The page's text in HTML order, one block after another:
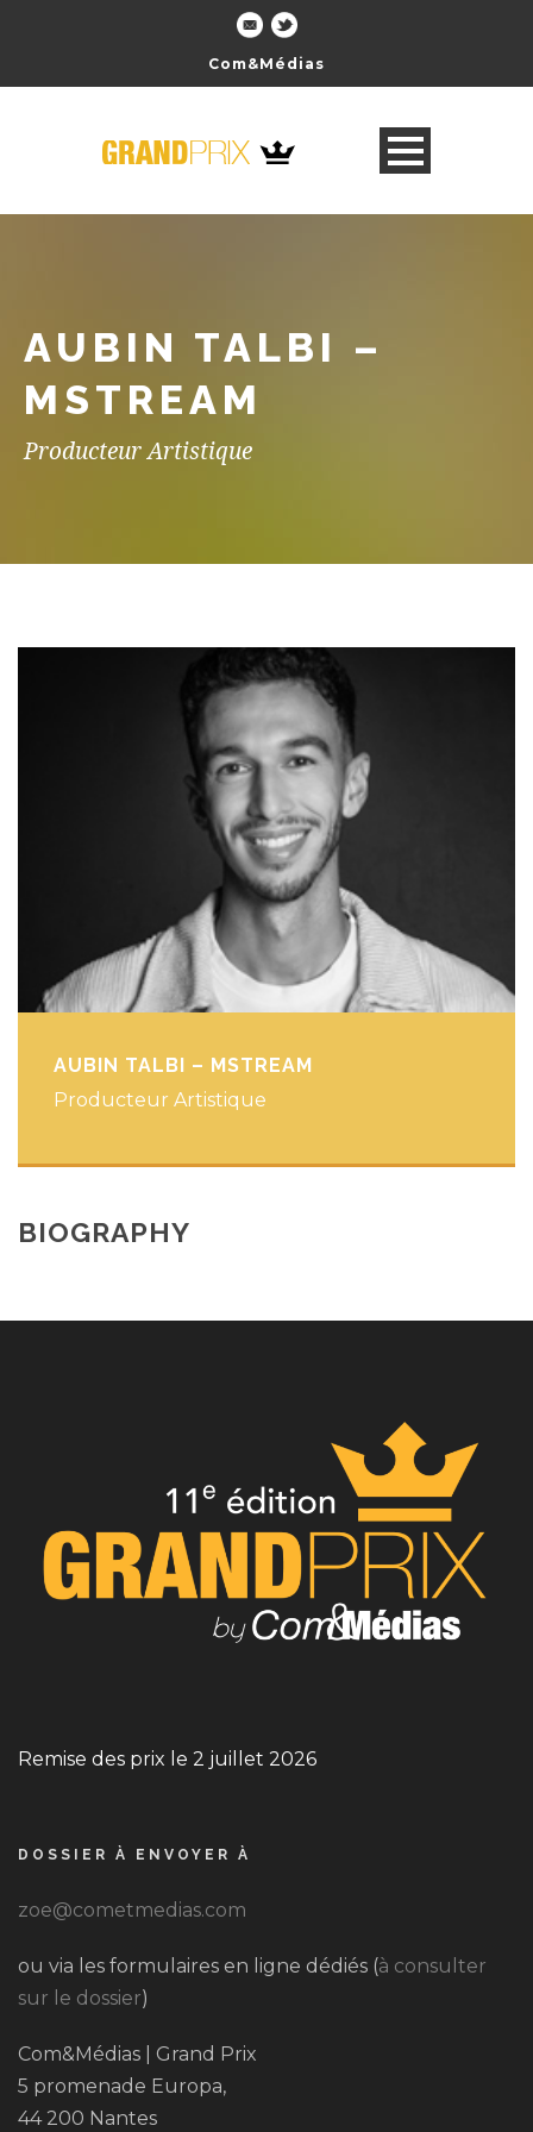
Com&Médias
AUBIN TALBI –
MSTREAM
Producteur Artistique
AUBIN TALBI – MSTREAM
Producteur Artistique
BIOGRAPHY
Remise des prix le 2 juillet 2026
DOSSIER À ENVOYER À
zoe@cometmedias.com
ou via les formulaires en ligne dédiés (à consulter
sur le dossier)
Com&Médias | Grand Prix
5 promenade Europa,
44 200 Nantes